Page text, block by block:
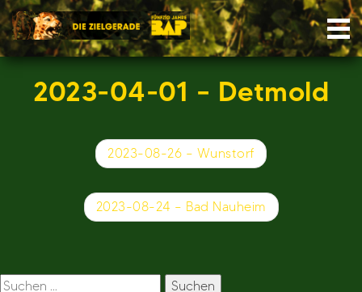
Skip
to
content
2023-04-01 – Detmold
Beitragsnavigation
2023-08-26 – Wunstorf
2023-08-24 – Bad Nauheim
Suchen